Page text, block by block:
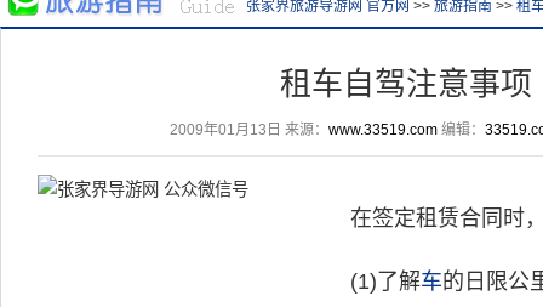
张家界旅游导游网 官方网 >> 旅游指南 >> 租
租车自驾注意事项
2009年01月13日 来源： www.33519.com编辑：
在签定租赁合同时
(1)了解车的日限公